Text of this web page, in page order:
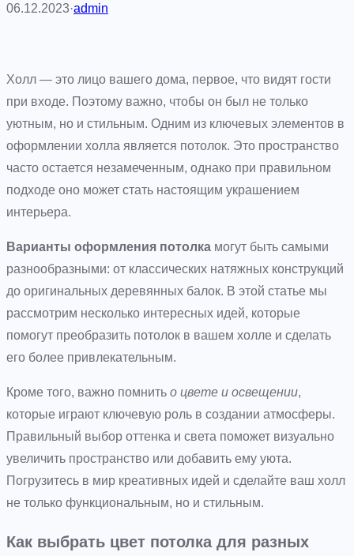
06.12.2023·admin
Холл — это лицо вашего дома, первое, что видят гости
при входе. Поэтому важно, чтобы он был не только
уютным, но и стильным. Одним из ключевых элементов в
оформлении холла является потолок. Это пространство
часто остается незамеченным, однако при правильном
подходе оно может стать настоящим украшением
интерьера.
Варианты оформления потолка могут быть самыми
разнообразными: от классических натяжных конструкций
до оригинальных деревянных балок. В этой статье мы
рассмотрим несколько интересных идей, которые
помогут преобразить потолок в вашем холле и сделать
его более привлекательным.
Кроме того, важно помнить о цвете и освещении,
которые играют ключевую роль в создании атмосферы.
Правильный выбор оттенка и света поможет визуально
увеличить пространство или добавить ему уюта.
Погрузитесь в мир креативных идей и сделайте ваш холл
не только функциональным, но и стильным.
Как выбрать цвет потолка для разных